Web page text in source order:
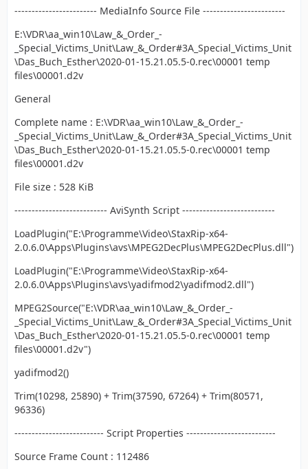
------------------------ MediaInfo Source File ------------------------
E:\VDR\aa_win10\Law_&_Order_-
_Special_Victims_Unit\Law_&_Order#3A_Special_Victims_Unit
\Das_Buch_Esther\2020-01-15.21.05.5-0.rec\00001 temp
files\00001.d2v
General
Complete name : E:\VDR\aa_win10\Law_&_Order_-
_Special_Victims_Unit\Law_&_Order#3A_Special_Victims_Unit
\Das_Buch_Esther\2020-01-15.21.05.5-0.rec\00001 temp
files\00001.d2v
File size : 528 KiB
--------------------------- AviSynth Script ---------------------------
LoadPlugin("E:\Programme\Video\StaxRip-x64-
2.0.6.0\Apps\Plugins\avs\MPEG2DecPlus\MPEG2DecPlus.dll")
LoadPlugin("E:\Programme\Video\StaxRip-x64-
2.0.6.0\Apps\Plugins\avs\yadifmod2\yadifmod2.dll")
MPEG2Source("E:\VDR\aa_win10\Law_&_Order_-
_Special_Victims_Unit\Law_&_Order#3A_Special_Victims_Unit
\Das_Buch_Esther\2020-01-15.21.05.5-0.rec\00001 temp
files\00001.d2v")
yadifmod2()
Trim(10298, 25890) + Trim(37590, 67264) + Trim(80571,
96336)
-------------------------- Script Properties --------------------------
Source Frame Count : 112486